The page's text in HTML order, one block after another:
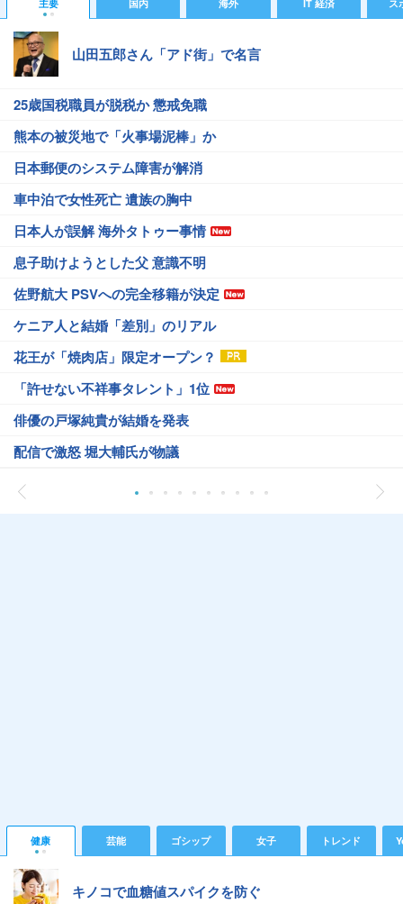
主要 国内 海外 IT 経済 ス
山田五郎さん「アド街」で名言
25歳国税職員が脱税か 懲戒免職
熊本の被災地で「火事場泥棒」か
日本郵便のシステム障害が解消
車中泊で女性死亡 遺族の胸中
日本人が誤解 海外タトゥー事情
息子助けようとした父 意識不明
佐野航大 PSVへの完全移籍が決定
ケニア人と結婚「差別」のリアル
花王が「焼肉店」限定オープン？
「許せない不祥事タレント」1位
俳優の戸塚純貴が結婚を発表
配信で激怒 堀大輔氏が物議
健康 芸能 ゴシップ 女子 トレンド
キノコで血糖値スパイクを防ぐ